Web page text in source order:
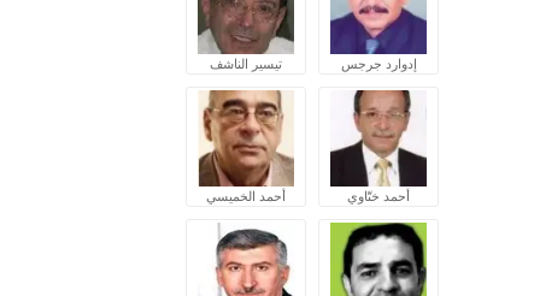
إدوارد جرجس تيسير الناشف
أحمد ختّاوي أحمد الخميسي